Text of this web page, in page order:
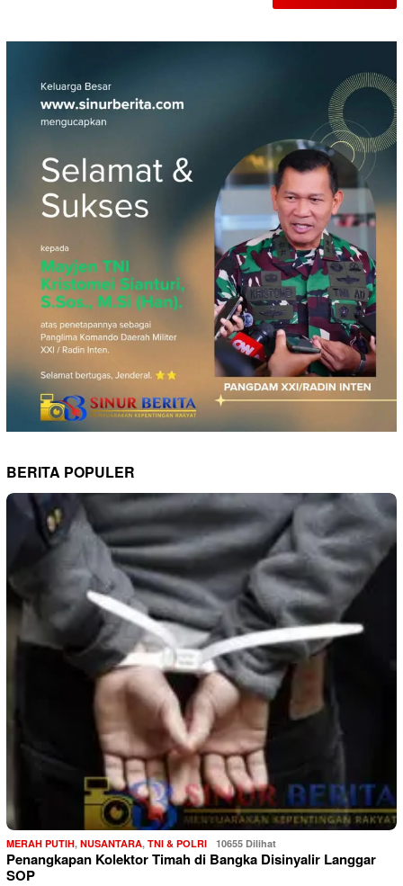
BERITA POPULER
MERAH PUTIH, NUSANTARA, TNI & POLRI 10655 Dilihat
Penangkapan Kolektor Timah di Bangka Disinyalir Langgar
SOP